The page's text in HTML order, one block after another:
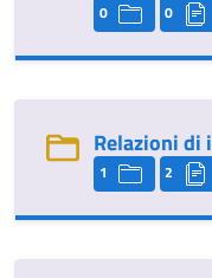
0 0
Relazioni di
1 2